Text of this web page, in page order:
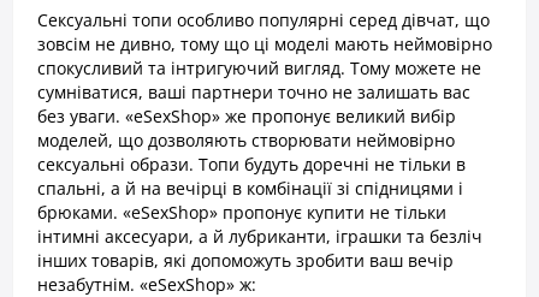
Сексуальні топи особливо популярні серед дівчат, що
зовсім не дивно, тому що ці моделі мають неймовірно
спокусливий та інтригуючий вигляд. Тому можете не
сумніватися, ваші партнери точно не залишать вас
без уваги. «eSexShop» же пропонує великий вибір
моделей, що дозволяють створювати неймовірно
сексуальні образи. Топи будуть доречні не тільки в
спальні, а й на вечірці в комбінації зі спідницями і
брюками. «eSexShop» пропонує купити не тільки
інтимні аксесуари, а й лубриканти, іграшки та безліч
інших товарів, які допоможуть зробити ваш вечір
незабутнім. «eSexShop» ж: